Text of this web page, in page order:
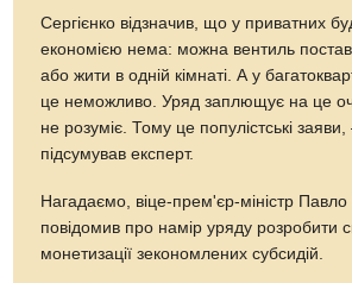
Сергієнко відзначив, що у приватних
економією нема: можна вентиль
або жити в одній кімнаті. А у
це неможливо. Уряд заплющує на це
не розуміє. Тому це популістські
підсумував експерт.
Нагадаємо, віце-прем'єр-міністр Павло
повідомив про намір уряду розробити
монетизації зекономлених субсидій.